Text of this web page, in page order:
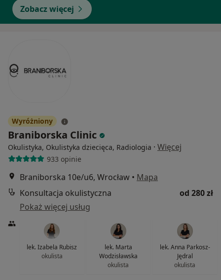
Zobacz więcej
Wyróżniony
Braniborska Clinic
Okulistyka, Okulistyka dziecięca, Radiologia · Więcej
933 opinie
Braniborska 10e/u6, Wrocław • Mapa
Konsultacja okulistyczna
od 280 zł
Pokaż więcej usług
lek. Izabela Rubisz
okulista
lek. Marta
Wodzisławska
okulista
lek. Anna Parkosz-
Jędral
okulista